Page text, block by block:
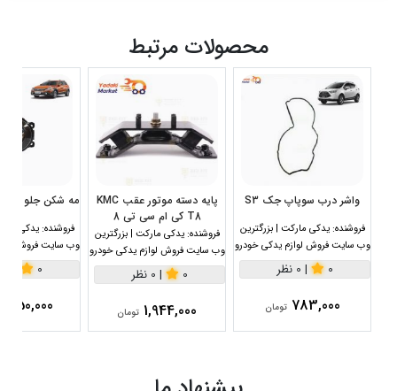
محصولات مرتبط
واشر درب سوپاپ جک S3
فروشنده: یدکی مارکت | بزرگترین
وب سایت فروش لوازم یدکی خودرو
0
| 0 نظر
783,000 تومان
پایه دسته موتور عقب KMC
T8 کی ام سی تی 8
فروشنده: یدکی مارکت | بزرگترین
وب سایت فروش لوازم یدکی خودرو
0
| 0 نظر
1,944,000 تومان
مه شکن جلو H30 کراس ایرانی
فروشنده: یدکی
وب سایت فروش
0